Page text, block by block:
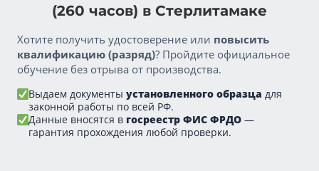
(260 часов) в Стерлитамаке
Хотите получить удостоверение или повысить
квалификацию (разряд)? Пройдите официальное
обучение без отрыва от производства.
Выдаем документы установленного образца для
законной работы по всей РФ.
Данные вносятся в госреестр ФИС ФРДО —
гарантия прохождения любой проверки.